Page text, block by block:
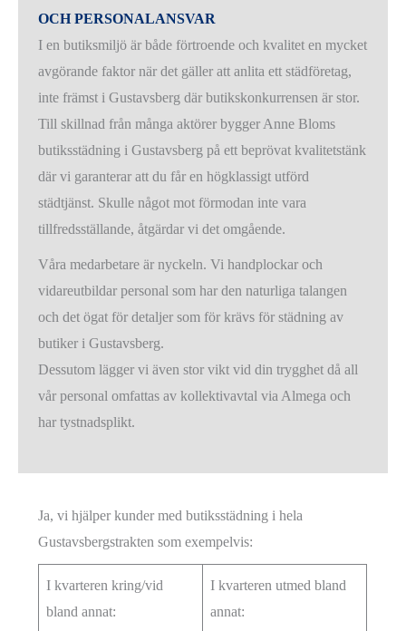
OCH PERSONALANSVAR
I en butiksmiljö är både förtroende och kvalitet en mycket
avgörande faktor när det gäller att anlita ett städföretag,
inte främst i Gustavsberg där butikskonkurrensen är stor.
Till skillnad från många aktörer bygger Anne Bloms
butiksstädning i Gustavsberg på ett beprövat kvalitetstänk
där vi garanterar att du får en högklassigt utförd
städtjänst. Skulle något mot förmodan inte vara
tillfredsställande, åtgärdar vi det omgående.
Våra medarbetare är nyckeln. Vi handplockar och
vidareutbildar personal som har den naturliga talangen
och det ögat för detaljer som för krävs för städning av
butiker i Gustavsberg.
Dessutom lägger vi även stor vikt vid din trygghet då all
vår personal omfattas av kollektivavtal via Almega och
har tystnadsplikt.
Ja, vi hjälper kunder med butiksstädning i hela
Gustavsbergstrakten som exempelvis:
I kvarteren kring/vid
bland annat:
I kvarteren utmed bland
annat: